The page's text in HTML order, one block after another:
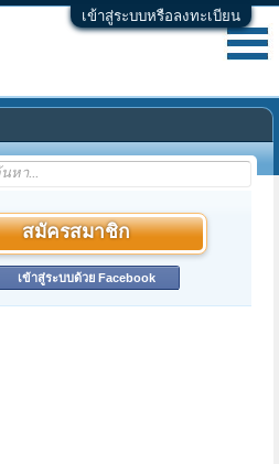
เข้าสู่ระบบหรือลงทะเบียน
สมัครสมาชิก
เข้าสู่ระบบด้วย Facebook